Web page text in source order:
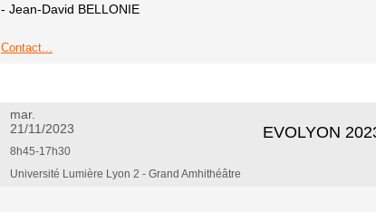
- Jean-David BELLONIE
Contact...
mar.
21/11/2023
EVOLYON
8h45-17h30
Université Lumière Lyon 2 - Grand Amhithéâtre